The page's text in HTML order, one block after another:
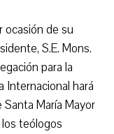
ocasión de su
S.E. Mons.
para la
Internacional hará
Santa María Mayor
teólogos